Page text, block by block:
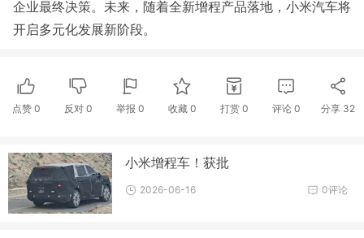
企业最终决策。未来，随着全新增程产品落地，小米汽车将
开启多元化发展新阶段。
点赞 0 反对 0 举报 0 收藏 0 打赏 0 评论 0 分享 32
小米增程车！获批
0评论
2026-06-16